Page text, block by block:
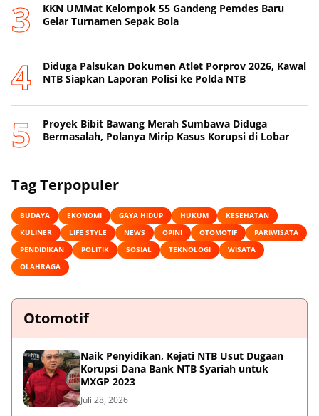
KKN UMMat Kelompok 55 Gandeng Pemdes Baru
Gelar Turnamen Sepak Bola
Diduga Palsukan Dokumen Atlet Porprov 2026, Kawal
NTB Siapkan Laporan Polisi ke Polda NTB
Proyek Bibit Bawang Merah Sumbawa Diduga
Bermasalah, Polanya Mirip Kasus Korupsi di Lobar
Tag Terpopuler
BUDAYA EKONOMI GAYA HIDUP HUKUM
KESEHATAN
KULINER
LIFE STYLE NEWS OPINI OTOMOTIF
PARIWISATA
PENDIDIKAN
POLITIK SOSIAL TEKNOLOGI
WISATA
OLAHRAGA
Otomotif
Naik Penyidikan, Kejati NTB Usut Dugaan
Korupsi Dana Bank NTB Syariah untuk
MXGP 2023
Juli 28, 2026